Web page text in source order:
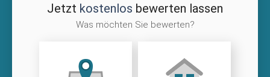
Jetzt kostenlos bewerten lassen
Was möchten Sie bewerten?